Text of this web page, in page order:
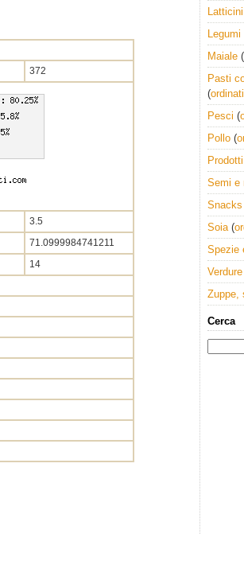
372
3.5
71.0999984741211
14
Maiale (
Pasti
(ordinati
Pesci (
Pollo (
Semi e
Snacks
Soia(
Spezie
Verdure
Zuppe,
Cerca